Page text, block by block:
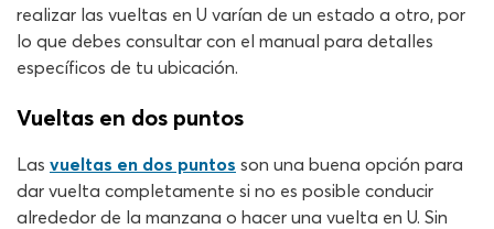
realizar las vueltas en U varían de un estado a otro, por
lo que debes consultar con el manual para detalles
específicos de tu ubicación.
Vueltas en dos puntos
Las vueltas en dos puntos son una buena opción para
dar vuelta completamente si no es posible conducir
alrededor de la manzana o hacer una vuelta en U. Sin